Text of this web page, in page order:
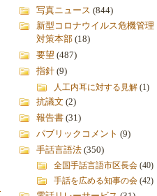
写真ニュース (844)
新型コロナウイルス危機管理
対策本部 (18)
要望 (487)
指針 (9)
人工内耳に対する見解 (1)
抗議文 (2)
報告書 (31)
パブリックコメント (9)
手話言語法 (350)
全国手話言語市区長会 (40)
手話を広める知事の会 (42)